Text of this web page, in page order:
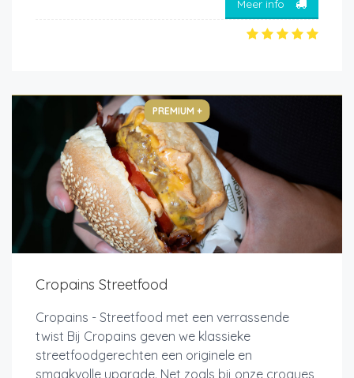
Meer info
PREMIUM +
Cropains Streetfood
Cropains - Streetfood met een verrassende
twist Bij Cropains geven we klassieke
streetfoodgerechten een originele en
smaakvolle upgrade. Net zoals bij onze croques